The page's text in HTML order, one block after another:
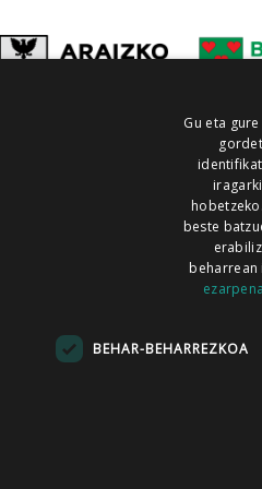
ALEA
MAILOPE NOAUA
Gu eta
hobetzeko.
beste
beharrean
BEHAR-BEHARREZKOA